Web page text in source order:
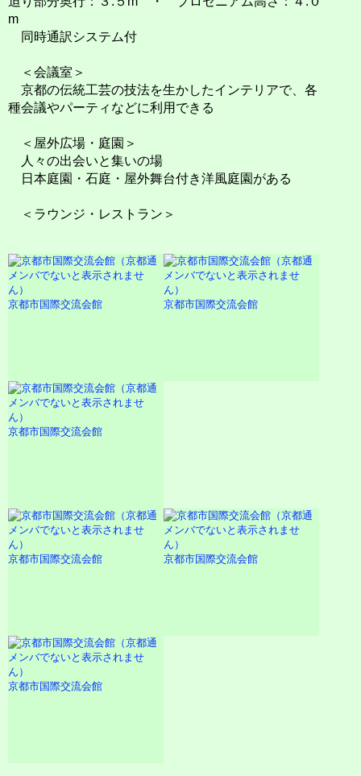
m
同時通訳システム付
＜会議室＞
京都の伝統工芸の技法を生かしたインテリアで、各
種会議やパーティなどに利用できる
＜屋外広場・庭園＞
人々の出会いと集いの場
日本庭園・石庭・屋外舞台付き洋風庭園がある
＜ラウンジ・レストラン＞
京都市国際交流会館 京都市国際交流会館
京都市国際交流会館
京都市国際交流会館 京都市国際交流会館
京都市国際交流会館